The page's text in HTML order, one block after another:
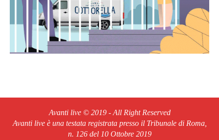
Avanti live © 2019 - All Right Reserved
Avanti live è una testata registrata presso il Tribunale di Roma,
n. 126 del 10 Ottobre 2019